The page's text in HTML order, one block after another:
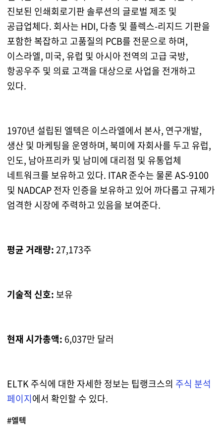
진보된 인쇄회로기판 솔루션의 글로벌 제조 및
공급업체다. 회사는 HDI, 다층 및 플렉스-리지드 기판을
포함한 복잡하고 고품질의 PCB를 전문으로 하며,
이스라엘, 미국, 유럽 및 아시아 전역의 고급 국방,
항공우주 및 의료 고객을 대상으로 사업을 전개하고
있다.
1970년 설립된 엘텍은 이스라엘에서 본사, 연구개발,
생산 및 마케팅을 운영하며, 북미에 자회사를 두고 유럽,
인도, 남아프리카 및 남미에 대리점 및 유통업체
네트워크를 보유하고 있다. ITAR 준수는 물론 AS-9100
및 NADCAP 전자 인증을 보유하고 있어 까다롭고 규제가
엄격한 시장에 주력하고 있음을 보여준다.
평균 거래량:27,173주
기술적 신호: 보유
현재 시가총액: 6,037만 달러
ELTK 주식에 대한 자세한 정보는 팁랭크스의 주식 분석
페이지에서 확인할 수 있다.
#엘텍